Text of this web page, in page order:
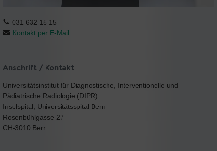
031 632 15 15
Kontakt per E-Mail
Anschrift / Kontakt
Universitätsinstitut für Diagnostische, Interventionelle und
Pädiatrische Radiologie (DIPR)
Inselspital, Universitätsspital Bern
Rosenbühlgasse 27
CH-3010 Bern